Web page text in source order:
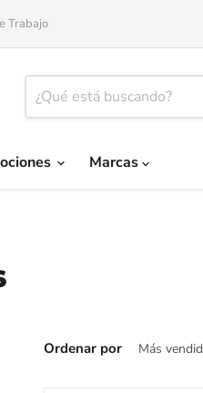
Trabajo
Marcas
Ordenar por